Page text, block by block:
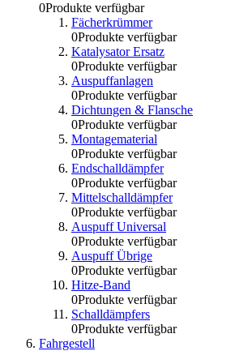
0Produkte verfügbar
Fächerkrümmer
0Produkte verfügbar
Katalysator Ersatz
0Produkte verfügbar
Auspuffanlagen
0Produkte verfügbar
Dichtungen & Flansche
0Produkte verfügbar
Montagematerial
0Produkte verfügbar
Endschalldämpfer
0Produkte verfügbar
Mittelschalldämpfer
0Produkte verfügbar
Auspuff Universal
0Produkte verfügbar
Auspuff Übrige
0Produkte verfügbar
Hitze-Band
0Produkte verfügbar
Schalldämpfers
0Produkte verfügbar
Fahrgestell